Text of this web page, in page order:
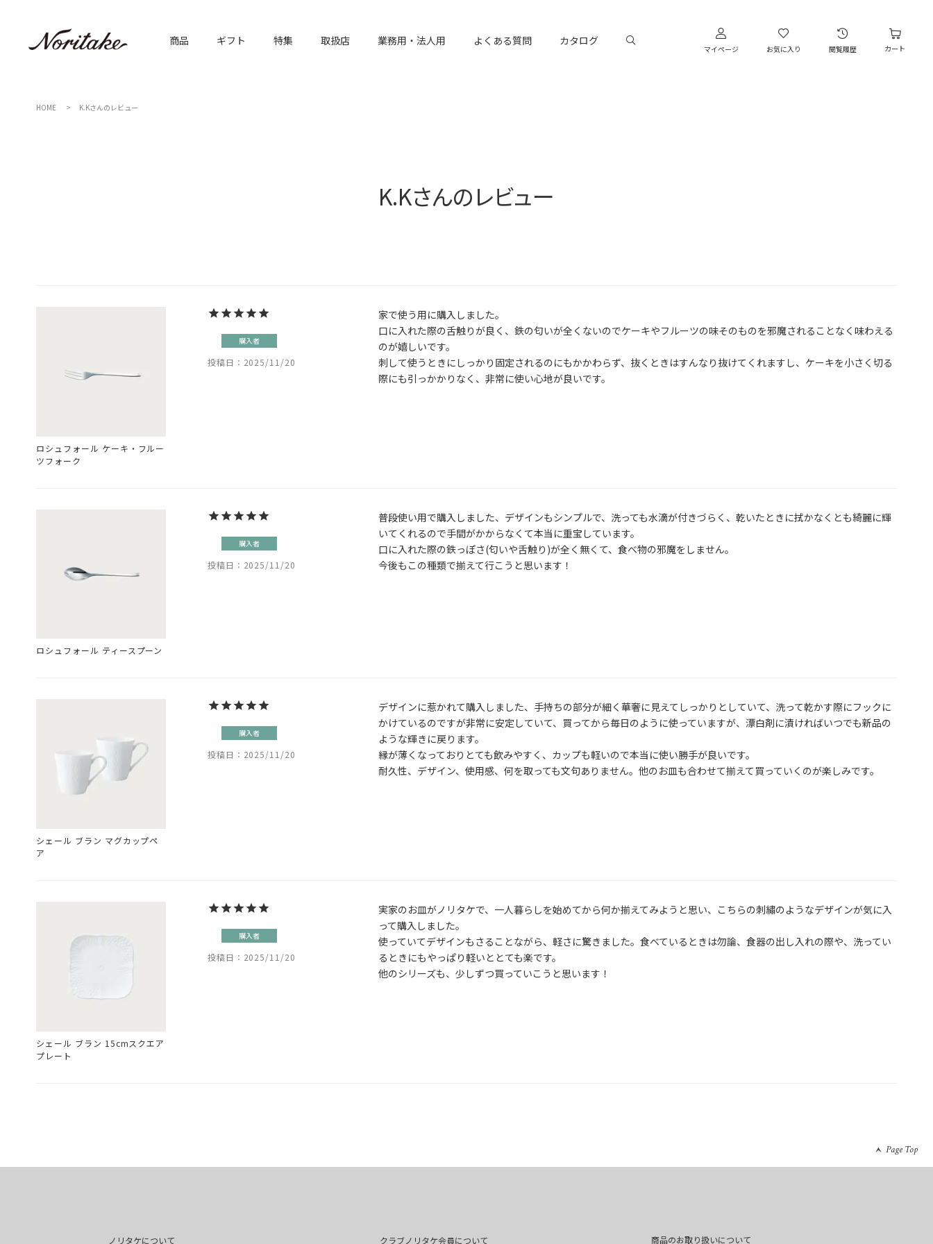
商品 ギフト 特集 取扱店 業務用・法人用 よくある質問 カタログ
マイページ お気に入り 閲覧履歴 カート
HOME K.Kさんのレビュー
K.Kさんのレビュー
ロシュフォール ケーキ・フルー
ツフォーク
購入者
投稿日 2025/11/20
家で使う用に購入しました。
口に入れた際の舌触りが良く、鉄の匂いが全くないのでケーキやフルーツの味そのものを邪魔されることなく味わえる
のが嬉しいです。
刺して使うときにしっかり固定されるのにもかかわらず、抜くときはすんなり抜けてくれますし、ケーキを小さく切る
際にも引っかかりなく、非常に使い心地が良いです。
ロシュフォール ティースプーン
購入者
投稿日 2025/11/20
普段使い用で購入しました、デザインもシンプルで、洗っても水滴が付きづらく、乾いたときに拭かなくとも綺麗に輝
いてくれるので手間がかからなくて本当に重宝しています。
口に入れた際の鉄っぽさ(匂いや舌触り)が全く無くて、食べ物の邪魔をしません。
今後もこの種類で揃えて行こうと思います！
シェール ブラン マグカップペ
ア
購入者
投稿日 2025/11/20
デザインに惹かれて購入しました、手持ちの部分が細く華奢に見えてしっかりとしていて、洗って乾かす際にフックに
かけているのですが非常に安定していて、買ってから毎日のように使っていますが、漂白剤に漬ければいつでも新品の
ような輝きに戻ります。
縁が薄くなっておりとても飲みやすく、カップも軽いので本当に使い勝手が良いです。
耐久性、デザイン、使用感、何を取っても文句ありません。他のお皿も合わせて揃えて買っていくのが楽しみです。
シェール ブラン 15cmスクエア
プレート
購入者
投稿日 2025/11/20
実家のお皿がノリタケで、一人暮らしを始めてから何か揃えてみようと思い、こちらの刺繡のようなデザインが気に入
って購入しました。
使っていてデザインもさることながら、軽さに驚きました。食べているときは勿論、食器の出し入れの際や、洗ってい
るときにもやっぱり軽いととても楽です。
他のシリーズも、少しずつ買っていこうと思います！
Page Top
ノリタケについて クラブノリタケ会員について 商品のお取り扱いについて